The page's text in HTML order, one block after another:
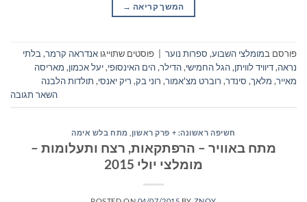
המשך קריאה →
פורסם במומלצי השבוע, ספרות נוער פוסטים שתוייגו אנדראה קרמר, בלתי
נראה,דיוויד לוויתן,הגל החמישי,הדילר,הים האינסופי,יעל אכמון, מאריסה
מאייר, מלאך, סינדר, רוברט מצ'אמור, רוני בק, ריק יאנסי, תולדות הלבנה
השאר תגובה
חשיפה ראשונה: + פרק ראשון מתח בלש אימה
מתח באוויר – הרפתקאות, רצח ותעלומות –
מומלצי יולי 2015